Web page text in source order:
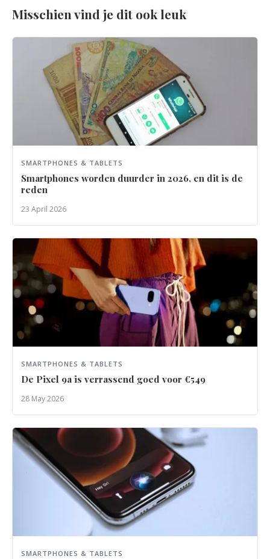
Misschien vind je dit ook leuk
SMARTPHONES & TABLETS
Smartphones worden duurder in 2026, en dit is de
reden
23 April 2026
SMARTPHONES & TABLETS
De Pixel 9a is verrassend goed voor €549
28 May 2026
SMARTPHONES & TABLETS